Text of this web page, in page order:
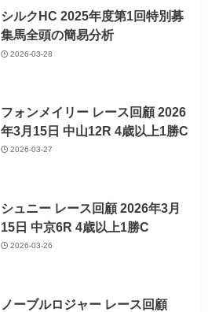
シルクHC 2025年度第1回特別募
集馬全頭の簡易分析
2026-03-28
フォンメイリー レース回顧 2026
年3月15日 中山12R 4歳以上1勝C
2026-03-27
シュニー レース回顧 2026年3月
15日 中京6R 4歳以上1勝C
2026-03-26
ノーブルロジャー レース回顧